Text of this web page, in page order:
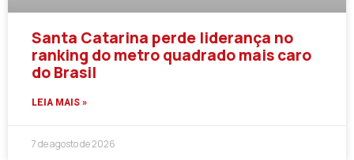
Santa Catarina perde liderança no
ranking do metro quadrado mais caro
do Brasil
LEIA MAIS »
7 de agosto de 2026